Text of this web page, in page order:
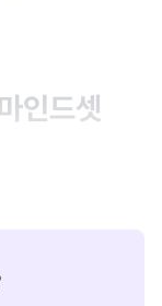
인드셋